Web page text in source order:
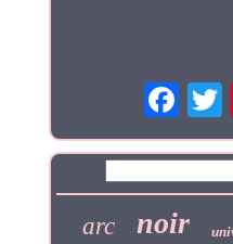
arc noir